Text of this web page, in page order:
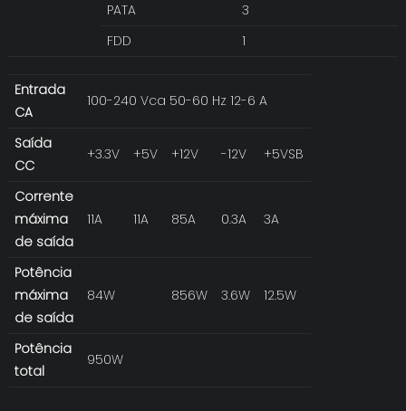
PATA
3
FDD
1
Entrada
CA
100-240 Vca 50-60 Hz 12-6 A
Saída
CC
+3.3V +5V +12V -12V +5VSB
Corrente
máxima
de saída
11A 11A 85A 0.3A 3A
Potência
máxima
de saída
84W 856W 3.6W 12.5W
Potência
total
950W